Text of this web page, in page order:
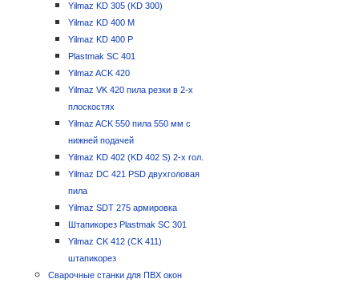
Yilmaz KD 305 (KD 300)
Yilmaz KD 400 M
Yilmaz KD 400 P
Plastmak SC 401
Yilmaz ACK 420
Yilmaz VK 420 пила резки в 2-х
плоскостях
Yilmaz ACK 550 пила 550 мм с
нижней подачей
Yilmaz KD 402 (KD 402 S) 2-х гол.
Yilmaz DC 421 PSD двухголовая
пила
Yilmaz SDT 275 армировка
Штапикорез Plastmak SC 301
Yilmaz CK 412 (CK 411)
штапикорез
Сварочные станки для ПВХ окон